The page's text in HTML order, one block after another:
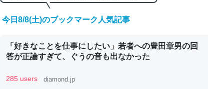
の伏線」は回収されないけど、短期記憶というには多い分量
やすく強くなりそう
今日8/8(土)のブックマーク人気記事
「好きなことを仕事にしたい」若者への豊田章男の回
答が正論すぎて、ぐうの音も出なかった
285 users diamond.jp